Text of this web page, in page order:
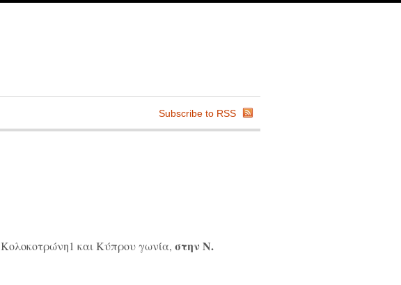
Subscribe to RSS
Κολοκοτρώνη1 και Κύπρου γωνία, στην Ν.